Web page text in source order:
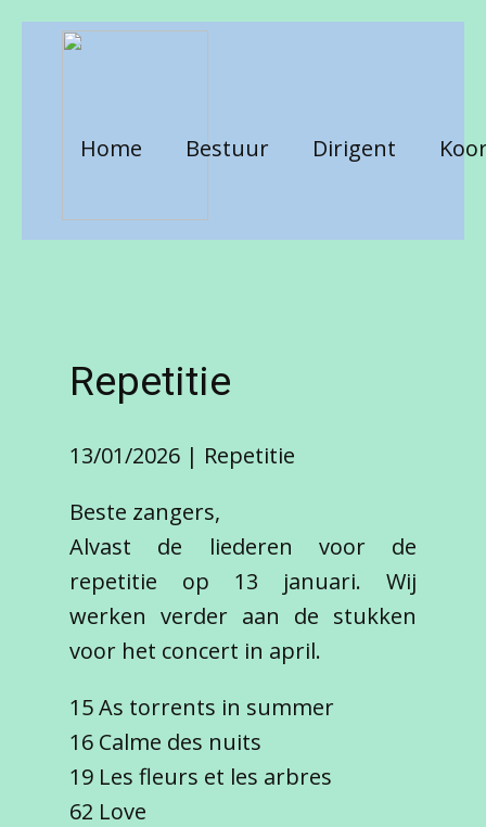
Home Bestuur Dirigent
Repetitie
13/01/2026
Repetitie
Beste zangers,
Alvast de liederen voor de
repetitie op 13 januari. Wij
werken verder aan de stukken
voor het concert in april.
15 As torrents in summer
16 Calme des nuits
19 Les fleurs et les arbres
62 Love